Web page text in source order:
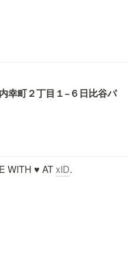
幸町２丁目１−６ 日比谷パ
♥ AT xID.